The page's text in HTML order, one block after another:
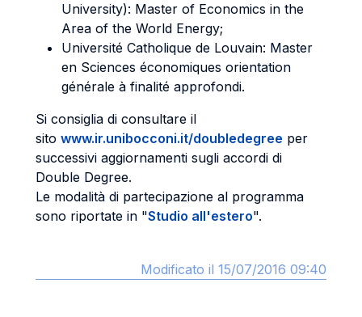
University): Master of Economics in the
Area of the World Energy;
Université Catholique de Louvain: Master
en Sciences économiques orientation
générale à finalité approfondi.
Si consiglia di consultare il
sito www.ir.unibocconi.it/doubledegree per
successivi aggiornamenti sugli accordi di
Double Degree.
Le modalità di partecipazione al programma
sono riportate in "Studio all'estero".
Modificato il 15/07/2016 09:40